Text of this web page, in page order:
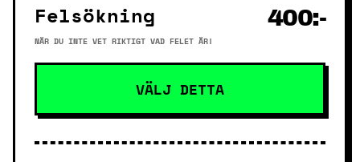
Felsökning
NÄR DU INTE VET RIKTIGT VAD FELET ÄR!
400:-
VÄLJ DETTA